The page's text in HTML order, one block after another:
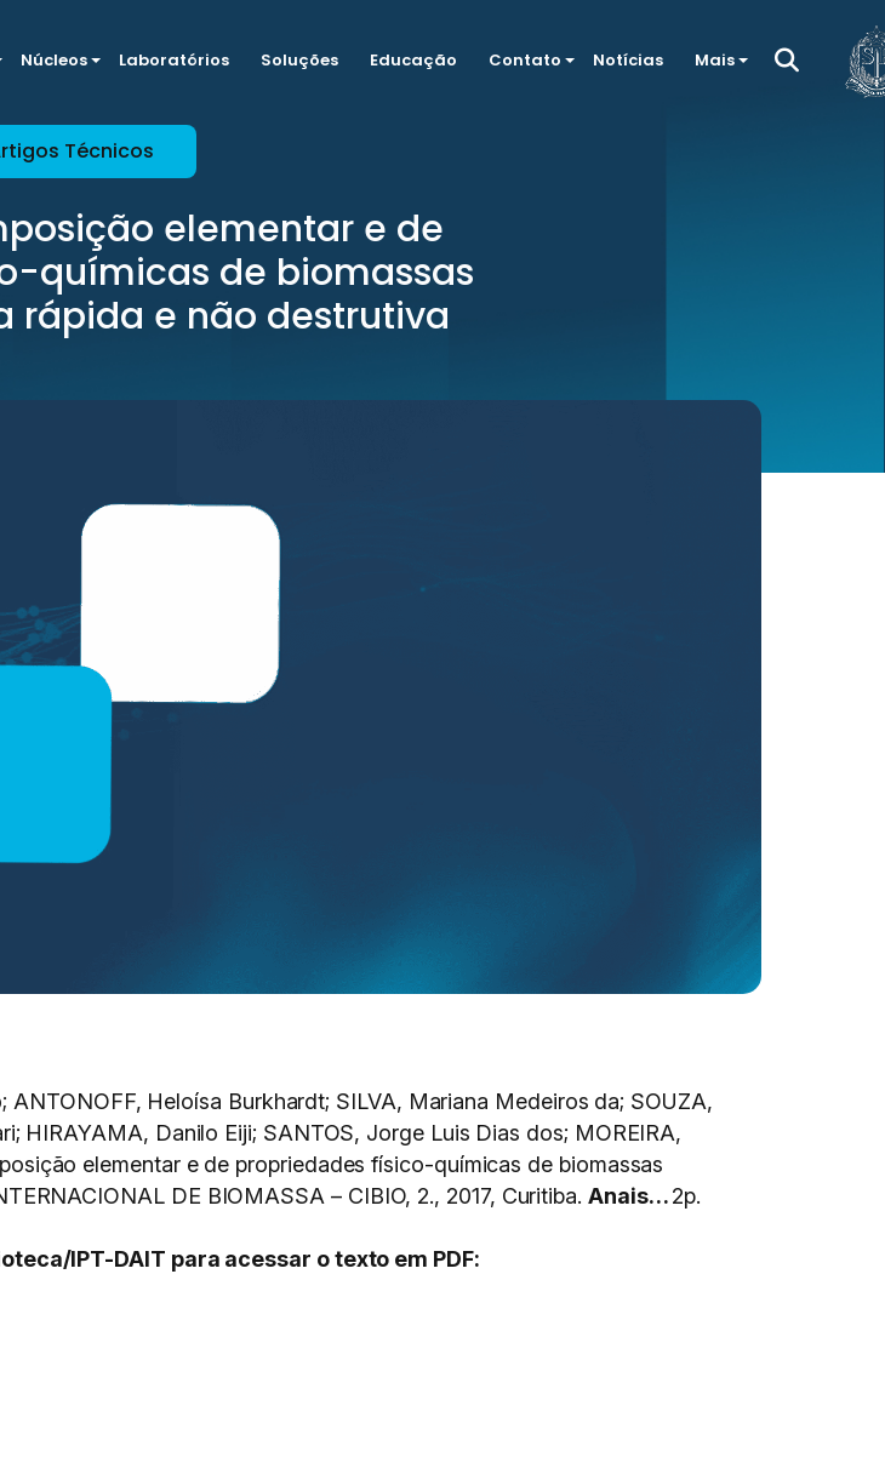
Núcleos Laboratórios Soluções Educação Contato Notícias Mais
Técnicos
elementar e de
químicas de biomassas
rápida e não destrutiva
Heloísa Burkhardt; SILVA, Mariana Medeiros da; SOUZA,
HIRAYAMA, Danilo Eiji; SANTOS, Jorge Luis Dias dos; MOREIRA,
elementar e de propriedades físico-químicas de biomassas
DE BIOMASSA – CIBIO, 2., 2017, Curitiba. Anais…2p.
IPT-DAIT para acessar o texto em PDF: